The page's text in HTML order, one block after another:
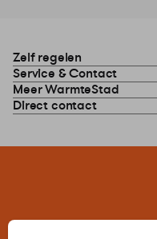
Zelf regelen
Service & Contact
Meer WarmteStad
Direct contact